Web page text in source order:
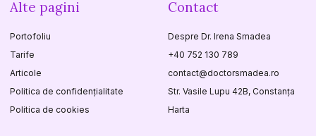
Alte pagini
Portofoliu
Tarife
Articole
Politica de confidențialitate
Politica de cookies
Contact
Despre Dr. Irena Smadea
+40 752 130 789
contact@doctorsmadea.ro
Str. Vasile Lupu 42B, Constanța
Harta